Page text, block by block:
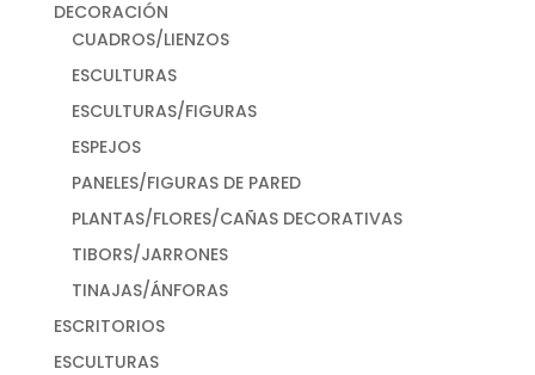
DECORACIÓN
CUADROS/LIENZOS
ESCULTURAS
ESCULTURAS/FIGURAS
ESPEJOS
PANELES/FIGURAS DE PARED
PLANTAS/FLORES/CAÑAS DECORATIVAS
TIBORS/JARRONES
TINAJAS/ÁNFORAS
ESCRITORIOS
ESCULTURAS